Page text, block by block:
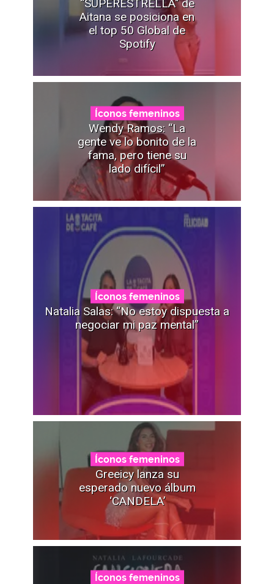
“SUPERESTRELLA" de
Aitana se posiciona en
el top 50 Global de
Spotify
Íconos femeninos
Wendy Ramos: “La
gente ve lo bonito de la
fama, pero tiene su
lado difícil”
Íconos femeninos
Natalia Salas: “No estoy dispuesta a
negociar mi paz mental”
Íconos femeninos
Greeicy lanza su
esperado nuevo álbum
‘CANDELA’
Íconos femeninos